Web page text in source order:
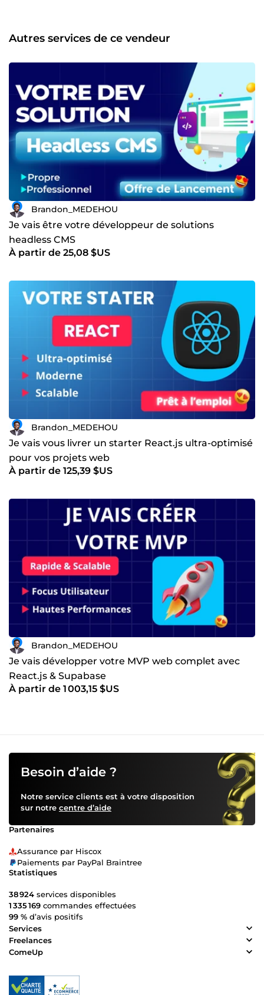
dashboard, formulaires dynamiques • Déploiement (Vercel,
Netlify, Firebase, Cloudflare) 🔥 Mes atouts : • Code propre,
GitHub…) • Suivi transparent (sprints, revues, feedback) •
Disponibilité réelle + réactivité 💡 J’ai accompagné des
freelances et particuliers à créer ou refondre leur app
React, avec toujours la même promesse : performance,
qualité et simplicité. 👉 Tu veux un frontend qui tient la
route ? Je suis là pour coder ce que tu imagines — et
même mieux. 🎯 Mon portfolio ici : https://brandy-the-
dev.pages.dev/
Autres services de ce vendeur
Brandon_MEDEHOU
Je vais être votre développeur de solutions
headless CMS
À partir de 25,08 $US
Brandon_MEDEHOU
Je vais vous livrer un starter React.js ultra-optimisé
pour vos projets web
À partir de 125,39 $US
Brandon_MEDEHOU
Je vais développer votre MVP web complet avec
React.js & Supabase
À partir de 1 003,15 $US
Besoin d’aide ?
Notre service clients est à votre disposition
sur notre centre d’aide
Partenaires
Assurance par Hiscox
Paiements par PayPal Braintree
Statistiques
38 924 services disponibles
1 335 169 commandes effectuées
99 % d’avis positifs
Services
Freelances
ComeUp